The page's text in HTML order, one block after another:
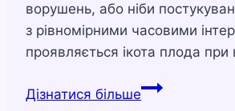
ворушень, або ніби
з рівномірними часовими
проявляється ікота плода при
Дізнатися більшеІкота